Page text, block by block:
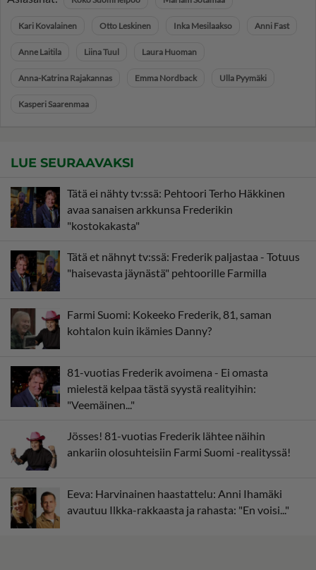
Kari Kovalainen Otto Leskinen Inka Mesilaakso Anni Fast
Anne Laitila Liina Tuul Laura Huoman
Anna-Katrina Rajakannas Emma Nordback Ulla Pyymäki
Kasperi Saarenmaa
LUE SEURAAVAKSI
Tätä ei nähty tv:ssä: Pehtoori Terho Häkkinen
avaa sanaisen arkkunsa Frederikin
"kostokakasta"
Tätä et nähnyt tv:ssä: Frederik paljastaa - Totuus
"haisevasta jäynästä" pehtoorille Farmilla
Farmi Suomi: Kokeeko Frederik, 81, saman
kohtalon kuin ikämies Danny?
81-vuotias Frederik avoimena - Ei omasta
mielestä kelpaa tästä syystä realityihin:
"Veemäinen..."
Jösses! 81-vuotias Frederik lähtee näihin
ankariin olosuhteisiin Farmi Suomi -realityssä!
Eeva: Harvinainen haastattelu: Anni Ihamäki
avautuu Ilkka-rakkaasta ja rahasta: "En voisi..."